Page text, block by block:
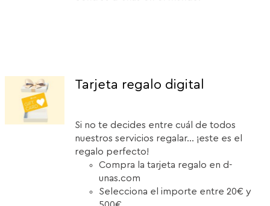
Tarjeta regalo digital
Si no te decides entre cuál de todos
nuestros servicios regalar... ¡este es el
regalo perfecto!
Compra la tarjeta regalo en d-
unas.com
Selecciona el importe entre 20€ y